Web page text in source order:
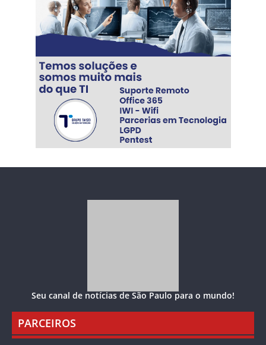
Seu canal de notícias de São Paulo para o mundo!
PARCEIROS